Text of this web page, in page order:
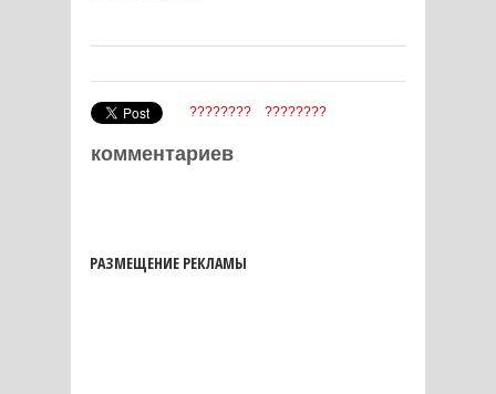
???????? ????????
комментариев
РАЗМЕЩЕНИЕ РЕКЛАМЫ